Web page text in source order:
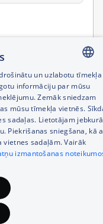
LATVIAN
RUSSIAN
ENGLISH
un uzlabotu tīmekļa
informāciju par mūsu
Zemāk sniedzam
mūsu tīmekļa vietnēs.
sadaļas. Lietotājam
Piekrišanas sniegšana, kā
sadaļām. Vairāk
izmantošanas